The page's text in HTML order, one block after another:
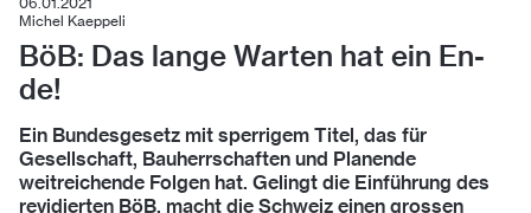
Michel Kaeppeli
BöB: Das lan­ge War­ten hat ein En­
de!
Ein Bundesgesetz mit sperrigem Titel, das für
Gesellschaft, Bauherrschaften und Planende
weitreichende Folgen hat. Gelingt die Einführung des
revidierten BöB, macht die Schweiz einen grossen